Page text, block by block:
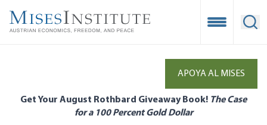
main
Open
APOYA AL MISES
Get Your August Rothbard Giveaway Book! The Case
for a 100 Percent Gold Dollar